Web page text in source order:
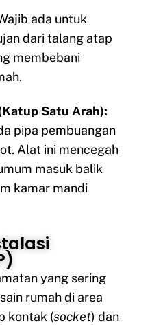
ada untuk
dari talang atap
membebani
Satu Arah):
pipa pembuangan
Alat ini mencegah
masuk balik
kamar mandi
yang sering
rumah di area
kontak (socket) dan